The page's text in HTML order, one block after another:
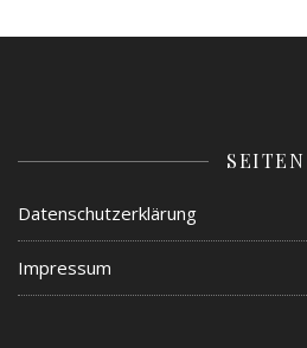
SEITEN
Datenschutzerklärung
Impressum